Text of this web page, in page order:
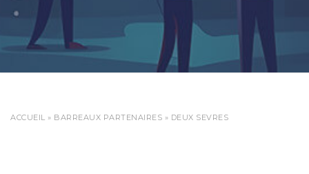
ACCUEIL » BARREAUX PARTENAIRES » DEUX SEVRES